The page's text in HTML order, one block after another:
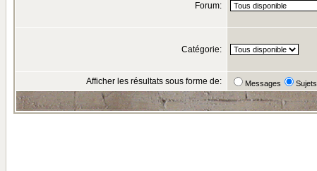
Forum:
Catégorie:
Afficher les résultats sous forme de: Messages Sujets